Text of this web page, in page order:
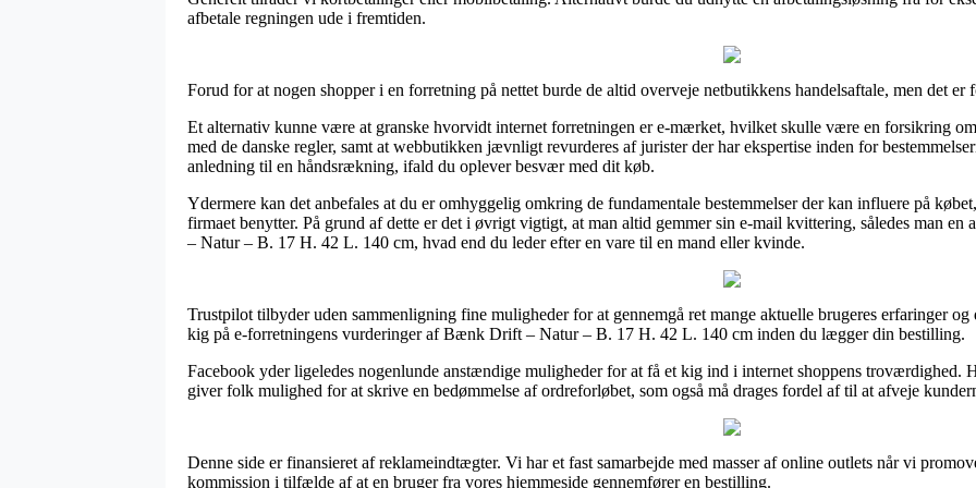
afbetale regningen ude i fremtiden.
Forud for at nogen shopper i en forretning på nettet burde de altid overveje netbutikkens handelsaftale, men det
Et alternativ kunne være at granske hvorvidt internet forretningen er e-mærket, hvilket skulle være en forsikring om
med de danske regler, samt at webbutikken jævnligt revurderes af jurister der har ekspertise inden for
anledning til en håndsrækning, ifald du oplever besvær med dit køb.
Ydermere kan det anbefales at du er omhyggelig omkring de fundamentale bestemmelser der kan influere på
firmaet benytter. På grund af dette er det i øvrigt vigtigt, at man altid gemmer sin e-mail kvittering, således man
– Natur – B. 17 H. 42 L. 140 cm, hvad end du leder efter en vare til en mand eller kvinde.
Trustpilot tilbyder uden sammenligning fine muligheder for at gennemgå ret mange aktuelle brugeres erfaringer
kig på e-forretningens vurderinger af Bænk Drift – Natur – B. 17 H. 42 L. 140 cm inden du lægger din bestilling.
Facebook yder ligeledes nogenlunde anstændige muligheder for at få et kig ind i internet shoppens troværdighed.
giver folk mulighed for at skrive en bedømmelse af ordreforløbet, som også må drages fordel af til at afveje
Denne side er finansieret af reklameindtægter. Vi har et fast samarbejde med masser af online outlets når vi
kommission i tilfælde af at en bruger fra vores hjemmeside gennemfører en bestilling.